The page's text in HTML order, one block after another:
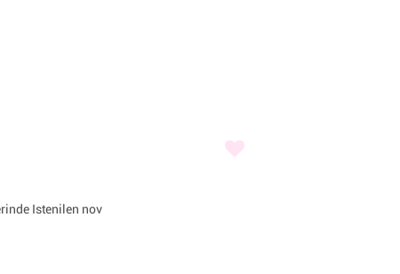
Istenilen nov